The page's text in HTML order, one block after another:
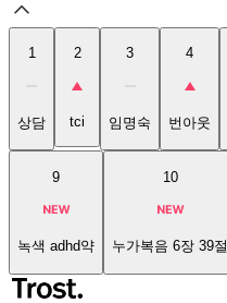
1
상담
2
tci
3
임명숙
4
번아웃
9
녹색 adhd약
10
누가복음 6장 39절